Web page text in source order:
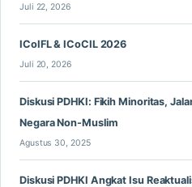
Juli 22, 2026
ICoIFL & ICoCIL 2026
Juli 20, 2026
Diskusi PDHKI: Fikih Minoritas,
Negara Non-Muslim
Agustus 30, 2025
Diskusi PDHKI Angkat Isu